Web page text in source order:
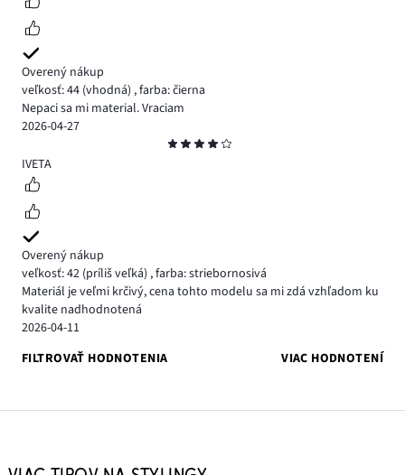
Overený nákup
veľkosť: 44 (vhodná) ,farba: čierna
Nepaci sa mi material. Vraciam
2026-04-27
4
IVETA
Overený nákup
veľkosť: 42 (príliš veľká) ,farba: striebornosivá
Materiál je veľmi krčivý, cena tohto modelu sa mi zdá vzhľadom ku
kvalite nadhodnotená
2026-04-11
FILTROVAŤ HODNOTENIA
VIAC HODNOTENÍ